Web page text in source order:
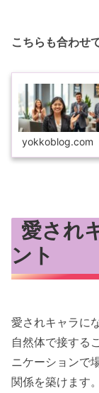
こちらも合わせ
yokkoblog.com
愛され
ント
愛されキャラに
自然体で接する
ニケーションで
関係を築けます。